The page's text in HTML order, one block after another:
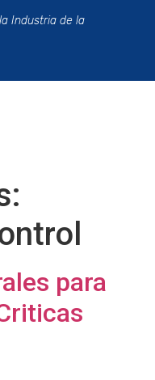
Industria de la
para